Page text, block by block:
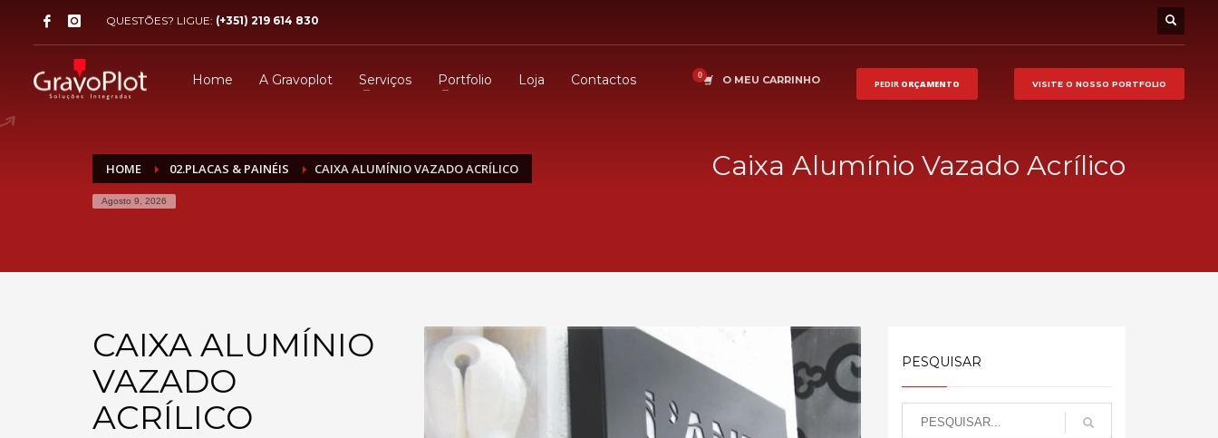
QUESTÕES? LIGUE: (+351) 219 614 830
Home A Gravoplot Serviços Portfolio Loja Contactos O MEU CARRINHO PEDIR ORÇAMENTO VISITE O NOSSO PORTFOLIO
HOME 02.PLACAS & PAINÉIS CAIXA ALUMÍNIO VAZADO ACRÍLICO
Agosto 9, 2026
Caixa Alumínio Vazado Acrílico
CAIXA ALUMÍNIO
VAZADO
ACRÍLICO
PESQUISAR